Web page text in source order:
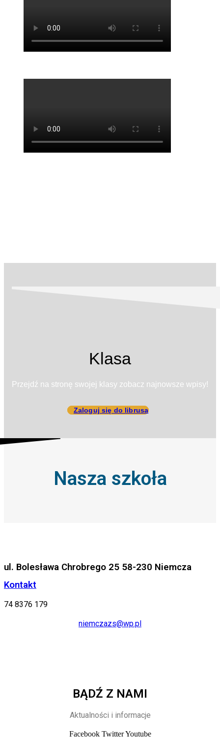
Klasa
Przejdź na stronę swojej klasy zobacz najnowsze wpisy!
Zaloguj się do librusa
Nasza szkoła
ul. Bolesława Chrobrego 25 58-230 Niemcza
Kontakt
74 8376 179
niemczazs@wp.pl
BĄDŹ Z NAMI
Aktualności i informacje
Facebook Twitter Youtube